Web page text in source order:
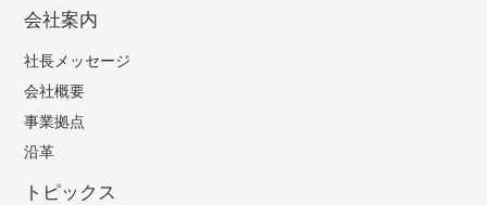
会社案内
社長メッセージ
会社概要
事業拠点
沿革
トピックス